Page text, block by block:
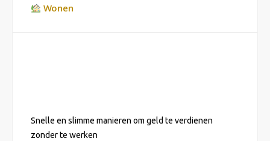
Wonen
Snelle en slimme manieren om geld te verdienen
zonder te werken